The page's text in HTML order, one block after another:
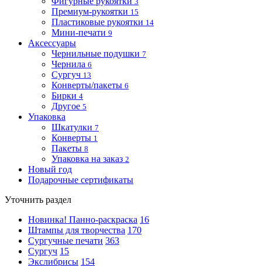
Премиум-рукоятки 15
Пластиковые рукоятки 14
Мини-печати 9
Аксессуары
Чернильные подушки 7
Чернила 6
Сургуч 13
Конверты/пакеты 6
Бирки 4
Другое 5
Упаковка
Шкатулки 7
Конверты 1
Пакеты 8
Упаковка на заказ 2
Новый год
Подарочные сертификаты
Уточнить раздел
Новинка! Панно-раскраска 16
Штампы для творчества 170
Сургучные печати 363
Сургуч 15
Экслибрисы 154